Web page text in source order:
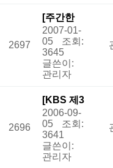
인기
2697
[주간한
국] 희귀·
난치병과
싸우는 가
족 「크론
기
2007-01-
05
조회:
3645
글쓴이:
관리자
2696
[KBS 제3
라디오]내
일은 푸른
하늘 '또
하나의
2006-09-
05
조회:
3641
글쓴이:
관리자